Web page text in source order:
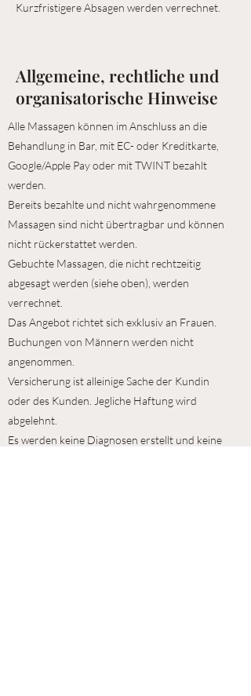
Kurzfristigere Absagen werden verrechnet.
Allgemeine, rechtliche und
organisatorische Hinweise
Alle Massagen können im Anschluss an die
Behandlung in Bar, mit EC- oder Kreditkarte,
Google/Apple Pay oder mit TWINT bezahlt
werden.
Bereits bezahlte und nicht wahrgenommene
Massagen sind nicht übertragbar und können
nicht rückerstattet werden.
Gebuchte Massagen, die nicht rechtzeitig
abgesagt werden (siehe oben), werden
verrechnet.
Das Angebot richtet sich exklusiv an Frauen.
Buchungen von Männern werden nicht
angenommen.
Versicherung ist alleinige Sache der Kundin
oder des Kunden. Jegliche Haftung wird
abgelehnt.
Es werden keine Diagnosen erstellt und keine